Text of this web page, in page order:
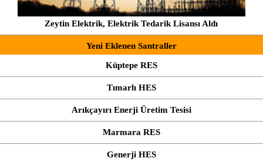
Zeytin Elektrik, Elektrik Tedarik Lisansı Aldı
Yeni Eklenen Santraller
Küptepe RES
Tımarlı HES
Arıkçayırı Enerji Üretim Tesisi
Marmara RES
Generji HES